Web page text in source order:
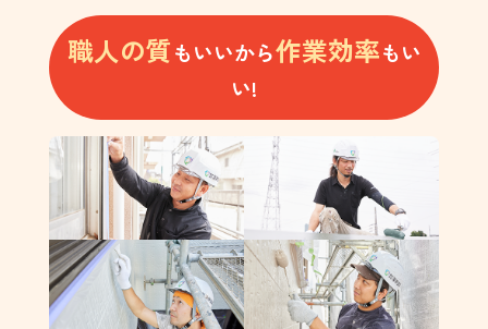
職人の質もいいから作業効率もい
い!